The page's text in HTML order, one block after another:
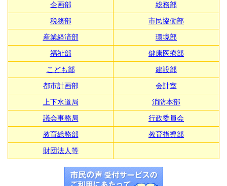
企画部
総務部
税務部
市民協働部
産業経済部
環境部
福祉部
健康医療部
こども部
建設部
都市計画部
会計室
上下水道局
消防本部
議会事務局
行政委員会
教育総務部
教育指導部
財団法人等